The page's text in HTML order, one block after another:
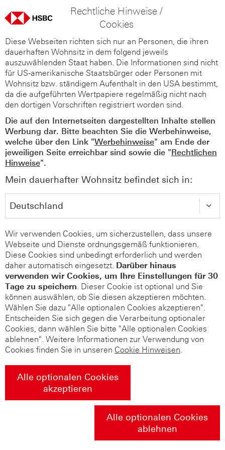
Rechtliche Hinweise /
Cookies
Diese Webseiten richten sich nur an Personen, die ihren
dauerhaften Wohnsitz in dem folgend jeweils
auszuwählenden Staat haben. Die Informationen sind nicht
für US-amerikanische Staatsbürger oder Personen mit
Wohnsitz bzw. ständigem Aufenthalt in den USA bestimmt,
da die aufgeführten Wertpapiere regelmäßig nicht nach
den dortigen Vorschriften registriert worden sind.
Die auf den Internetseiten dargestellten Inhalte stellen
Werbung dar. Bitte beachten Sie die Werbehinweise,
welche über den Link "Werbehinweise" am Ende der
jeweiligen Seite erreichbar sind sowie die "Rechtlichen
Hinweise".
Mein dauerhafter Wohnsitz befindet sich in:
Wir verwenden Cookies, um sicherzustellen, dass unsere
Webseite und Dienste ordnungsgemäß funktionieren.
Diese Cookies sind unbedingt erforderlich und werden
daher automatisch eingesetzt. Darüber hinaus
verwenden wir Cookies, um Ihre Einstellungen für 30
Tage zu speichern. Dieser Cookie ist optional und Sie
können auswählen, ob Sie diesen akzeptieren möchten.
Wählen Sie dazu "Alle optionalen Cookies akzeptieren".
Entscheiden Sie sich gegen die Verarbeitung optionaler
Cookies, dann wählen Sie bitte "Alle optionalen Cookies
ablehnen". Weitere Informationen zur Verwendung von
Cookies finden Sie in unseren Cookie Hinweisen.
Alle optionalen Cookies
akzeptieren
Alle optionalen Cookies
ablehnen